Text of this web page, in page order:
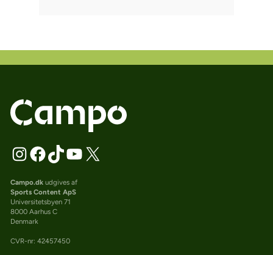
Campo.dkudgives af
Sports Content ApS
Universitetsbyen 71
8000 Aarhus C
Denmark
CVR-nr: 42457450